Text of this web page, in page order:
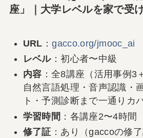
座」｜大学レベルを家で受
URL ：gacco.org/jmooc_ai
レベル：初心者〜中級
内容 ：全8講座（活用事例3
自然言語処理・音声認識・
ト・予測診断まで一通りカ
学習時間 ：各講座2〜4時間
修了証 ：あり（gaccoの修了